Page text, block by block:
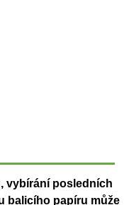
vybírání posledních
balicího papíru může